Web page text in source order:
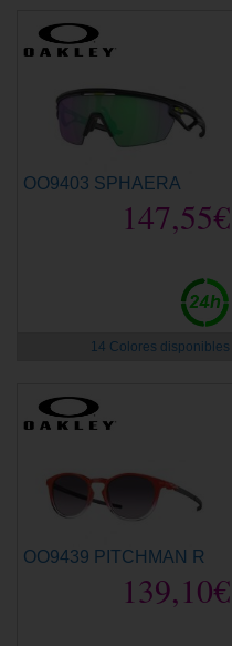
OO9403 SPHAERA
147,55€
14 Colores disponibles
OO9439 PITCHMAN R
139,10€